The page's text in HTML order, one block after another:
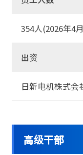
354人(2026年4
出资
日新电机株式会
高级干部